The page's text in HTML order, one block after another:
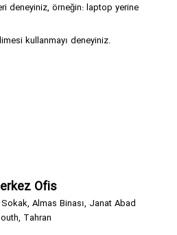
deneyiniz, örneğin: laptop yerine
kullanmayı deneyiniz.
Ofis
Almas Binası, Janat Abad
Tahran